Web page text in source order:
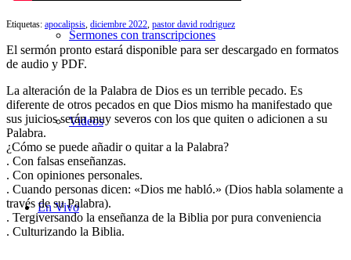
Sermones con transcripciones
Videos
En Vivo
Etiquetas: apocalipsis diciembre 2022 pastor david rodriguez
El sermón pronto estará disponible para ser descargado en formatos
de audio y PDF.
La alteración de la Palabra de Dios es un terrible pecado. Es
diferente de otros pecados en que Dios mismo ha manifestado que
sus juicios serán muy severos con los que quiten o adicionen a su
Palabra.
¿Cómo se puede añadir o quitar a la Palabra?
. Con falsas enseñanzas.
. Con opiniones personales.
. Cuando personas dicen: «Dios me habló.» (Dios habla solamente a
través de su Palabra).
. Tergiversando la enseñanza de la Biblia por pura conveniencia
. Culturizando la Biblia.